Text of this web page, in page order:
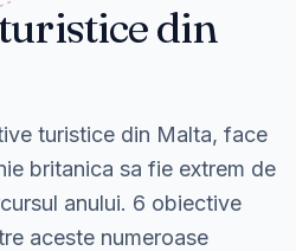
din
turistice din Malta, face
britanica sa fie extrem de
anului. 6 obiective
aceste numeroase